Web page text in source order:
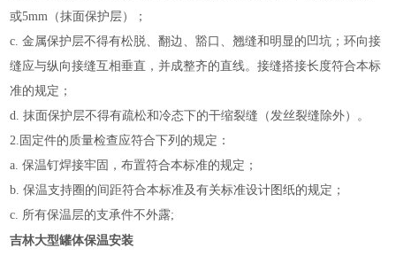
或5mm（抹面保护层）；
c. 金属保护层不得有松脱、翻边、豁口、翘缝和明显的凹坑；环向接
缝应与纵向接缝互相垂直，并成整齐的直线。接缝搭接长度符合本标
准的规定；
d. 抹面保护层不得有疏松和冷态下的干缩裂缝（发丝裂缝除外）。
2.固定件的质量检查应符合下列的规定：
a. 保温钉焊接牢固，布置符合本标准的规定；
b. 保温支持圈的间距符合本标准及有关标准设计图纸的规定；
c. 所有保温层的支承件不外露;
吉林大型罐体保温安装